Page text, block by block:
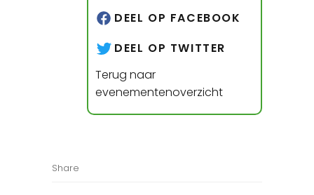
DEEL OP FACEBOOK
DEEL OP TWITTER
Terug naar
evenementenoverzicht
Share